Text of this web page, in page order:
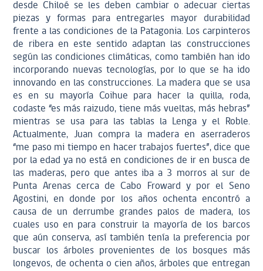
desde Chiloé se les deben cambiar o adecuar ciertas
piezas y formas para entregarles mayor durabilidad
frente a las condiciones de la Patagonia. Los carpinteros
de ribera en este sentido adaptan las construcciones
según las condiciones climáticas, como también han ido
incorporando nuevas tecnologías, por lo que se ha ido
innovando en las construcciones. La madera que se usa
es en su mayoría Coihue para hacer la quilla, roda,
codaste “es más raizudo, tiene más vueltas, más hebras”
mientras se usa para las tablas la Lenga y el Roble.
Actualmente, Juan compra la madera en aserraderos
“me paso mi tiempo en hacer trabajos fuertes”, dice que
por la edad ya no está en condiciones de ir en busca de
las maderas, pero que antes iba a 3 morros al sur de
Punta Arenas cerca de Cabo Froward y por el Seno
Agostini, en donde por los años ochenta encontró a
causa de un derrumbe grandes palos de madera, los
cuales uso en para construir la mayoría de los barcos
que aún conserva, así también tenía la preferencia por
buscar los árboles provenientes de los bosques más
longevos, de ochenta o cien años, árboles que entregan